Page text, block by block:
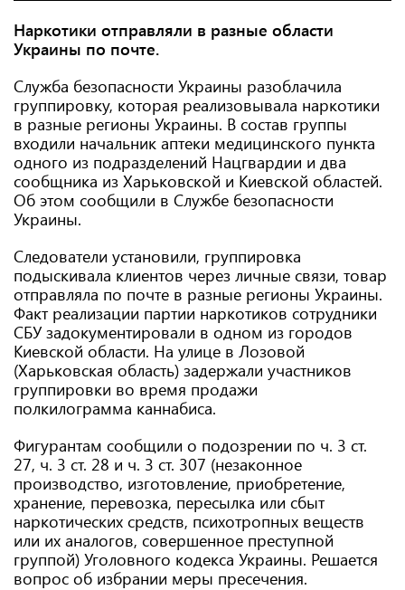
Наркотики отправляли в разные области
Украины по почте.
Служба безопасности Украины разоблачила
группировку, которая реализовывала наркотики
в разные регионы Украины. В состав группы
входили начальник аптеки медицинского пункта
одного из подразделений Нацгвардии и два
сообщника из Харьковской и Киевской областей.
Об этом сообщили в Службе безопасности
Украины.
Следователи установили, группировка
подыскивала клиентов через личные связи, товар
отправляла по почте в разные регионы Украины.
Факт реализации партии наркотиков сотрудники
СБУ задокументировали в одном из городов
Киевской области. На улице в Лозовой
(Харьковская область) задержали участников
группировки во время продажи
полкилограмма каннабиса.
Фигурантам сообщили о подозрении по ч. 3 ст.
27, ч. 3 ст. 28 и ч. 3 ст. 307 (незаконное
производство, изготовление, приобретение,
хранение, перевозка, пересылка или сбыт
наркотических средств, психотропных веществ
или их аналогов, совершенное преступной
группой) Уголовного кодекса Украины. Решается
вопрос об избрании меры пресечения.